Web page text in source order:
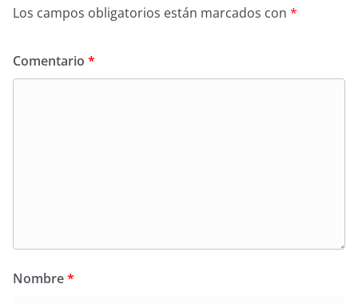
Los campos obligatorios están marcados con *
Comentario *
Nombre*